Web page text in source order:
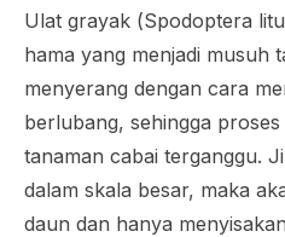
Ulat grayak (Spodoptera
hama yang menjadi musuh
menyerang dengan cara
berlubang, sehingga
tanaman cabai terganggu.
dalam skala besar, maka
daun dan hanya